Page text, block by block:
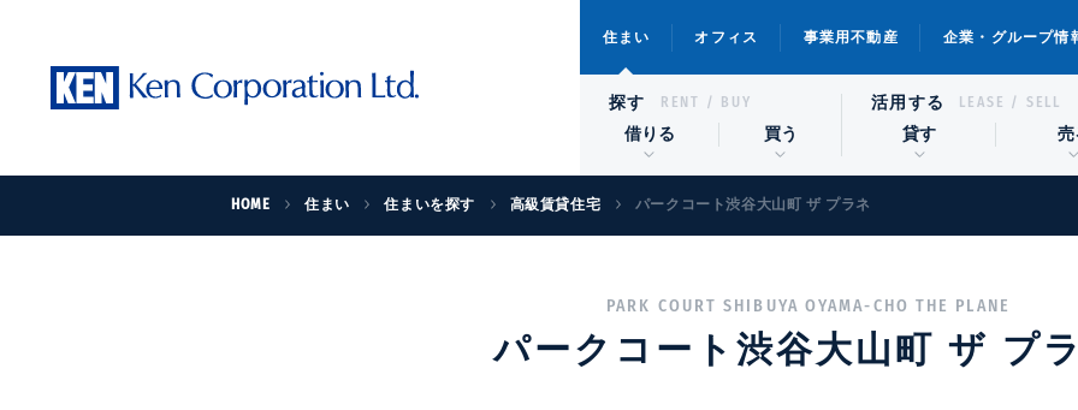
住まい オフィス 事業用不動産 企業・グループ情
探す RENT / BUY
借りる 買う
活用する LEASE / SELL
貸す 売
HOME 住まい 住まいを探す 高級賃貸住宅 パークコート渋谷大山町 ザ プラネ
PARK COURT SHIBUYA OYAMA-CHO THE PLANE
パークコート渋谷大山町 ザ プ